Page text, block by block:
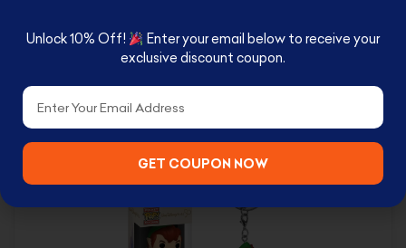
RELATED PRODUCTS
Unlock 10% Off!
Enter your email below to receive your
exclusive discount coupon.
Email
GET COUPON NOW